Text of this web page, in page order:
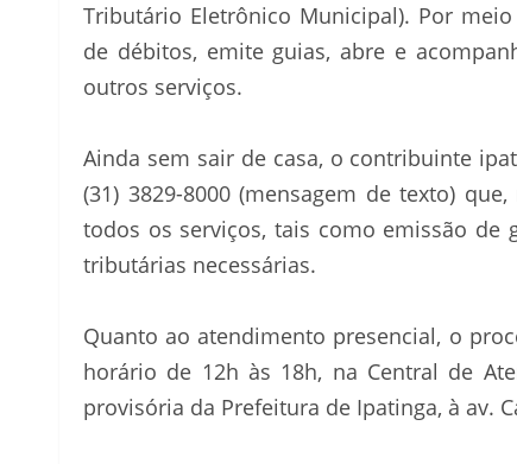
Tributário Eletrônico Municipal). Por
de débitos, emite guias, abre e
outros serviços.
Ainda sem sair de casa, o contribuinte
(31) 3829-8000 (mensagem de texto)
todos os serviços, tais como emissão de
tributárias necessárias.
Quanto ao atendimento presencial, o
horário de 12h às 18h, na Central de
provisória da Prefeitura de Ipatinga, à av.